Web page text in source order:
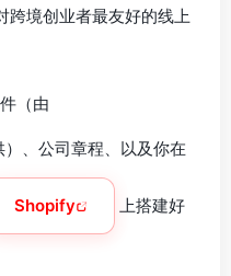
跨境创业者最友好的线上
（由
）、公司章程、以及你在
Shopify 上搭建好